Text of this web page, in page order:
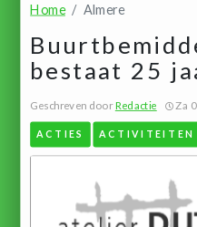
Home Almere
bestaat 25
Geschreven doorRedactie Za
ACTIES ACTIVITEITEN